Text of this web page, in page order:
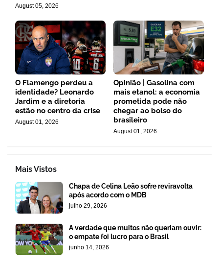
August 05, 2026
O Flamengo perdeu a
identidade? Leonardo
Jardim e a diretoria
estão no centro da crise
August 01, 2026
Opinião | Gasolina com
mais etanol: a economia
prometida pode não
chegar ao bolso do
brasileiro
August 01, 2026
Mais Vistos
Chapa de Celina Leão sofre reviravolta
após acordo com o MDB
julho 29, 2026
A verdade que muitos não queriam ouvir:
o empate foi lucro para o Brasil
junho 14, 2026